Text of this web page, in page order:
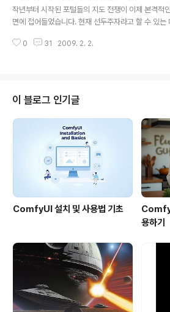
(이 기능에 대한 자세한 내용은 Gmail 공식블로그를
하시기 바랍니다.) 지운 부분은 제가 원래 사용하는 서
로 자동으로 붙은 것입니다. 물론 저는 서울에 있습니
작년부터 시작된 포털들의 지도 전쟁이 이제 본격적
면에 접어들었습니다. 현재 선두주자라고 할 수 있는
ew)와 서울 주요 도로를 대상으로 한 실사 거리지도
진을 서비스하고 있습니다. 기타, 야후 거기지도는 서
6대 광역시를 대상으로 60cm급 위성영상을 서비스
있고, 구글맵은 전국 약 40%? 지역을 대상으로
위성영상을 2미터급으로 떨어뜨려서 서비스하는 중
파란지도는 지오피스에서 만든 경사사진을 1미터급?
만 서비스하고 있고요. 이처럼 ..
0 31 2009. 2. 2.
이 블로그 인기글
ComfyUI 설치 및 사용법 기초
용하기